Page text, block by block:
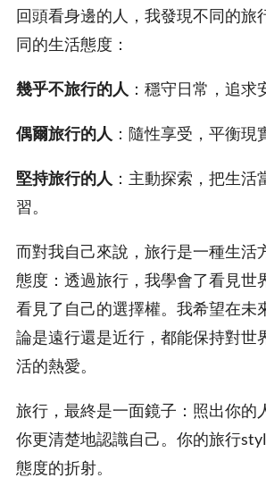
回頭看身邊的人，我發現不同的旅
同的生活態度：
幾乎不旅行的人 ：穩守日常，追求
偶爾旅行的人 ：隨性享受，平衡現
堅持旅行的人 ：主動探索，把生活
習。
而對我自己來說，旅行是一種生活
態度：透過旅行，我學會了看見世
看見了自己的選擇權。我希望在未
論是遠行還是近行，都能保持對世
活的熱愛。
旅行，最終是一面鏡子：照出你的
你更清楚地認識自己。你的旅行
態度的折射。